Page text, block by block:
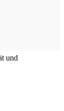
und